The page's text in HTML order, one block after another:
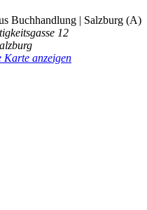
Buchhandlung | Salzburg (A)
12
Karte anzeigen